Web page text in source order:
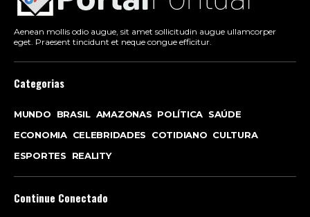
Aenean mollis odio augue, sit amet sollicitudin augue ullamcorper
eget. Praesent tincidunt et neque congue efficitur.
Categorias
MUNDO BRASIL AMAZONAS POLÍTICA SAÚDE
ECONOMIA CELEBRIDADES COTIDIANO CULTURA
ESPORTES
REALITY
Continue Conectado